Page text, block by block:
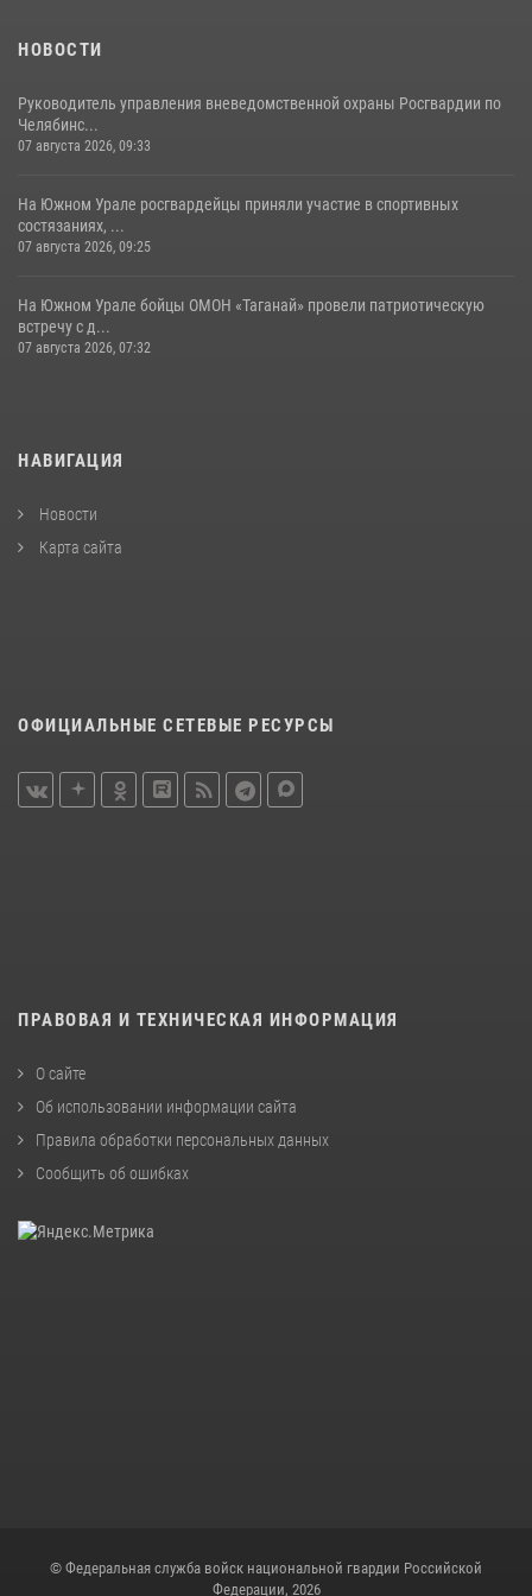
НОВОСТИ
Руководитель управления вневедомственной охраны Росгвардии по
Челябинс...
07 августа 2026, 09:33
На Южном Урале росгвардейцы приняли участие в спортивных
состязаниях, ...
07 августа 2026, 09:25
На Южном Урале бойцы ОМОН «Таганай» провели патриотическую
встречу с д...
07 августа 2026, 07:32
НАВИГАЦИЯ
Новости
Карта сайта
ОФИЦИАЛЬНЫЕ СЕТЕВЫЕ РЕСУРСЫ
ПРАВОВАЯ И ТЕХНИЧЕСКАЯ ИНФОРМАЦИЯ
О сайте
Об использовании информации сайта
Правила обработки персональных данных
Сообщить об ошибках
© Федеральная служба войск национальной гвардии Российской
Федерации, 2026